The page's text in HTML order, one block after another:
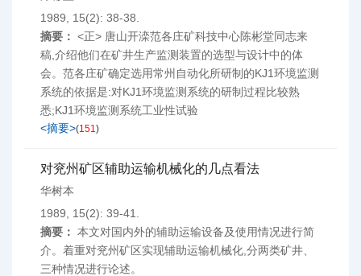
1989, 15(2): 38-38.
摘要： <正> 唐山开滦范各庄矿科技中心陈彬堂同志来
稿,介绍他们在矿井生产监测装置的选型与设计中的体
会。范各庄矿确定选用常州自动化所研制的KJ1环境监测
系统的依据是:对KJ1环境监测系统的研制过程比较熟
悉;KJ1环境监测系统工业性试验
<摘要>(151)
对兖州矿区辅助运输机械化的几点看法
华树本
1989, 15(2): 39-41.
摘要： 本文对国内外的辅助运输设备及使用情况进行简
介。着重对兖州矿区实现辅助运输机械化,分两类矿井、
三种情况进行论述。